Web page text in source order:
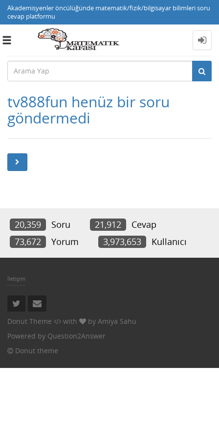
Akademisyenler öncülüğünde matematik/fizik/bilgisayar bilimleri soru
cevap platformu
Toggle
tv888fun henüz bir soru
göndermedi
20,359 Soru 21,912
Cevap
73,672
Yorum 3,973,653 Kullanıcı
İletişim
Donut Theme with by Amiya Sahu
Powered by Question2Answer
Donut theme